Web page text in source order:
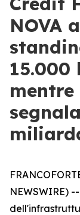
NOVA
15.000
NEWSWIRE)